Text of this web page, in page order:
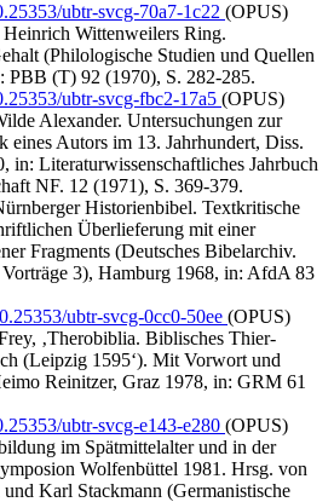
ubtr-svcg-70a7-1c22 (OPUS)
Wittenweilers Ring.
(Philologische Studien und Quellen
PBB (T) 92 (1970), S. 282-285.
ubtr-svcg-fbc2-17a5 (OPUS)
Alexander. Untersuchungen zur
eines Autors im 13. Jahrhundert, Diss.
in: Literaturwissenschaftliches Jahrbuch
NF. 12 (1971), S. 369-379.
Historienbibel. Textkritische
Überlieferung mit einer
Fragments (Deutsches Bibelarchiv.
3), Hamburg 1968, in: AfdA 83
ubtr-svcg-0cc0-50ee (OPUS)
‚Therobiblia. Biblisches Thier-
(Leipzig 1595‘). Mit Vorwort und
Reinitzer, Graz 1978, in: GRM 61
ubtr-svcg-e143-e280 (OPUS)
im Spätmittelalter und in der
Wolfenbüttel 1981. Hrsg. von
Karl Stackmann (Germanistische